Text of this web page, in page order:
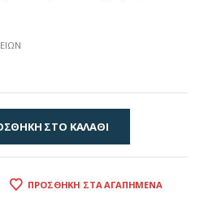
ΣΤΟ ΚΑΛΆΘΙ
ΠΡΟΣΘΉΚΗ ΣΤΑ ΑΓΑΠΗΜΈΝΑ